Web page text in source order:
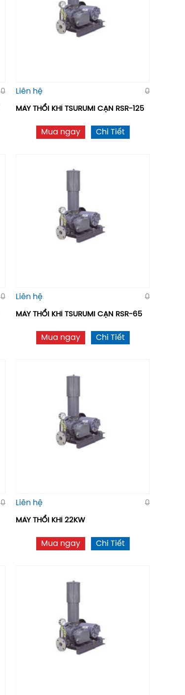
0 Liên hệ 0
MÁY THỔI KHÍ TSURUMI CẠN RSR-125
Mua ngay Chi Tiết
0 Liên hệ 0
MÁY THỔI KHÍ TSURUMI CẠN RSR-65
Mua ngay Chi Tiết
0 Liên hệ 0
MÁY THỔI KHÍ 22KW
Mua ngay Chi Tiết